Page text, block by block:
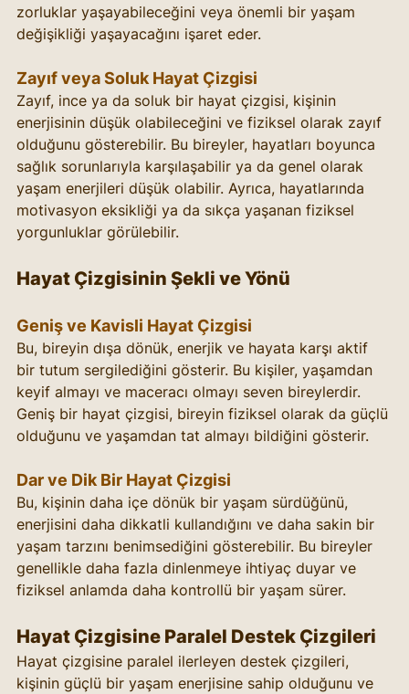
zorluklar yaşayabileceğini veya önemli bir yaşam
değişikliği yaşayacağını işaret eder.
Zayıf veya Soluk Hayat Çizgisi
Zayıf, ince ya da soluk bir hayat çizgisi, kişinin
enerjisinin düşük olabileceğini ve fiziksel olarak zayıf
olduğunu gösterebilir. Bu bireyler, hayatları boyunca
sağlık sorunlarıyla karşılaşabilir ya da genel olarak
yaşam enerjileri düşük olabilir. Ayrıca, hayatlarında
motivasyon eksikliği ya da sıkça yaşanan fiziksel
yorgunluklar görülebilir.
Hayat Çizgisinin Şekli ve Yönü
Geniş ve Kavisli Hayat Çizgisi
Bu, bireyin dışa dönük, enerjik ve hayata karşı aktif
bir tutum sergilediğini gösterir. Bu kişiler, yaşamdan
keyif almayı ve maceracı olmayı seven bireylerdir.
Geniş bir hayat çizgisi, bireyin fiziksel olarak da güçlü
olduğunu ve yaşamdan tat almayı bildiğini gösterir.
Dar ve Dik Bir Hayat Çizgisi
Bu, kişinin daha içe dönük bir yaşam sürdüğünü,
enerjisini daha dikkatli kullandığını ve daha sakin bir
yaşam tarzını benimsediğini gösterebilir. Bu bireyler
genellikle daha fazla dinlenmeye ihtiyaç duyar ve
fiziksel anlamda daha kontrollü bir yaşam sürer.
Hayat Çizgisine Paralel Destek Çizgileri
Hayat çizgisine paralel ilerleyen destek çizgileri,
kişinin güçlü bir yaşam enerjisine sahip olduğunu ve